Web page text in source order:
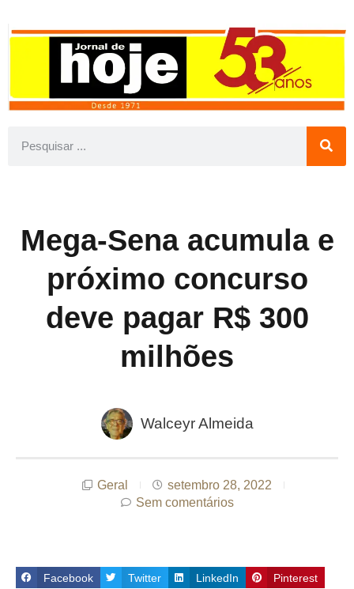
Mega-Sena acumula e
próximo concurso
deve pagar R$ 300
milhões
Walceyr Almeida
Geral
setembro 28, 2022
Sem comentários
Facebook Twitter LinkedIn Pinterest